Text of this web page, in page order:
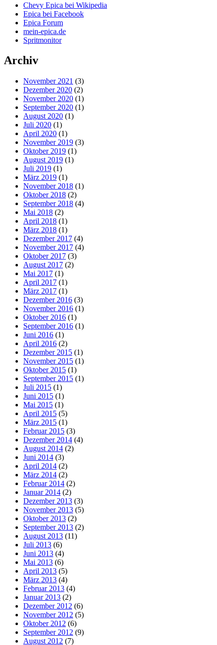
Chevy Epica bei Wikipedia
Epica bei Facebook
Epica Forum
mein-epica.de
Spritmonitor
Archiv
November 2021 (3)
Dezember 2020 (2)
November 2020 (1)
September 2020 (1)
August 2020 (1)
Juli 2020 (1)
April 2020 (1)
November 2019 (3)
Oktober 2019 (1)
August 2019 (1)
Juli 2019 (1)
März 2019 (1)
November 2018 (1)
Oktober 2018 (2)
September 2018 (4)
Mai 2018 (2)
April 2018 (1)
März 2018 (1)
Dezember 2017 (4)
November 2017 (4)
Oktober 2017 (3)
August 2017 (2)
Mai 2017 (1)
April 2017 (1)
März 2017 (1)
Dezember 2016 (3)
November 2016 (1)
Oktober 2016 (1)
September 2016 (1)
Juni 2016 (1)
April 2016 (2)
Dezember 2015 (1)
November 2015 (1)
Oktober 2015 (1)
September 2015 (1)
Juli 2015 (1)
Juni 2015 (1)
Mai 2015 (1)
April 2015 (5)
März 2015 (1)
Februar 2015 (3)
Dezember 2014 (4)
August 2014 (2)
Juni 2014 (3)
April 2014 (2)
März 2014 (2)
Februar 2014 (2)
Januar 2014 (2)
Dezember 2013 (3)
November 2013 (5)
Oktober 2013 (2)
September 2013 (2)
August 2013 (11)
Juli 2013 (6)
Juni 2013 (4)
Mai 2013 (6)
April 2013 (5)
März 2013 (4)
Februar 2013 (4)
Januar 2013 (2)
Dezember 2012 (6)
November 2012 (5)
Oktober 2012 (6)
September 2012 (9)
August 2012 (7)